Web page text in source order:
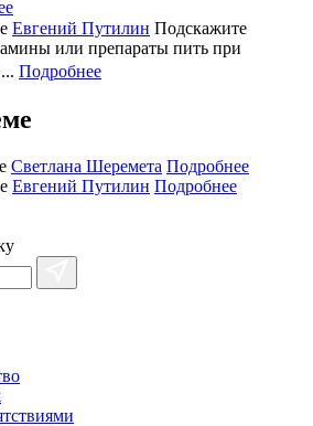
Евгений Путилин Подскажите
или препараты пить при
Подробнее
Светлана Шеремета Подробнее
Евгений Путилин Подробнее